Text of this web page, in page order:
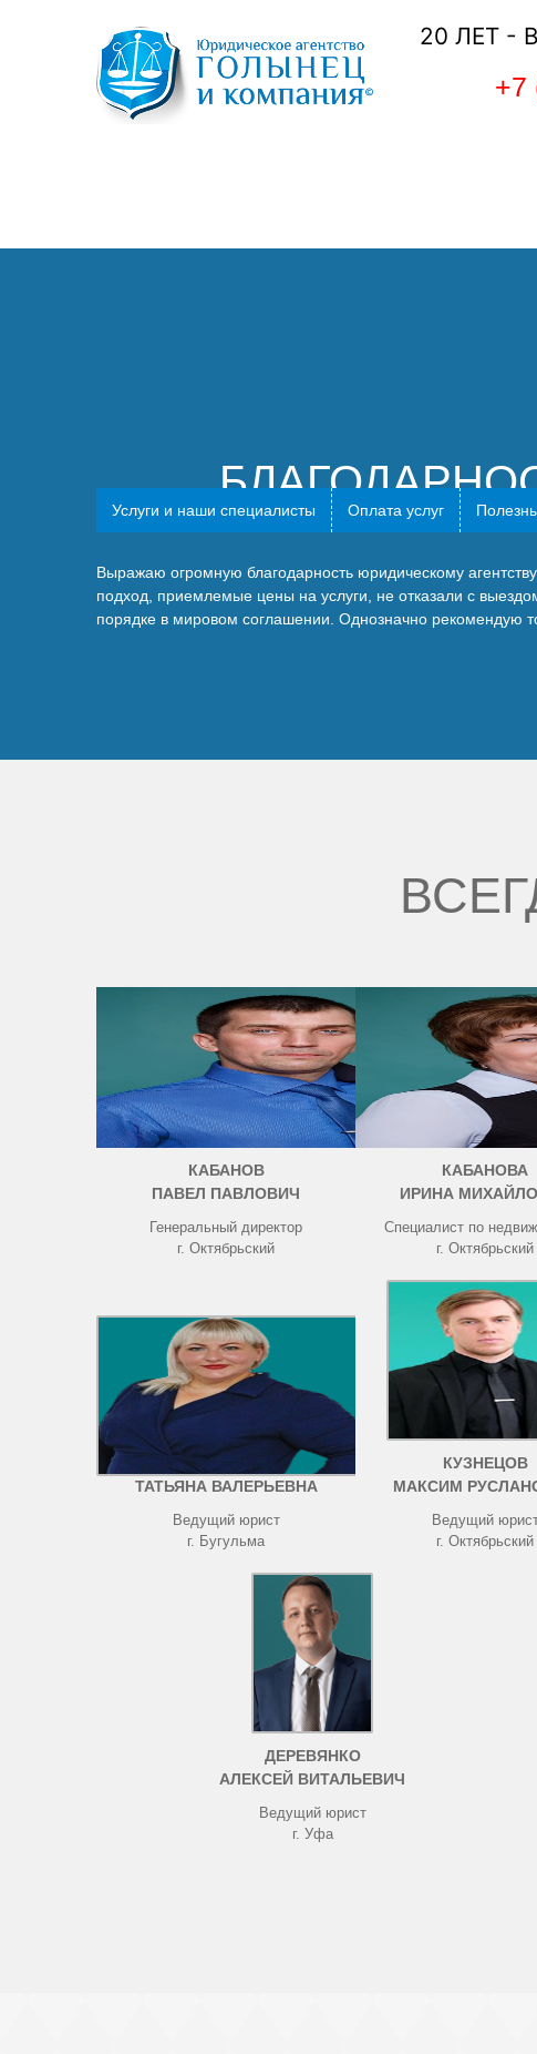
20 ЛЕТ -
+7
Услуги и наши специалисты Оплата услуг
Выражаю огромную благодарность юридическому
подход, приемлемые цены на услуги, не отказали с
порядке в мировом соглашении. Однозначно рекомендую
КАБАНОВ
ПАВЕЛ ПАВЛОВИЧ
Генеральный директор
г. Октябрьский
КАБАНОВА
ИРИНА
Специалист по
г. Октябрьский
ЧИСТОВА
ТАТЬЯНА ВАЛЕРЬЕВНА
Ведущий юрист
г. Бугульма
КУЗНЕЦОВ
МАКСИМ
Ведущий
г. Октябрьский
ДЕРЕВЯНКО
АЛЕКСЕЙ ВИТАЛЬЕВИЧ
Ведущий юрист
г. Уфа